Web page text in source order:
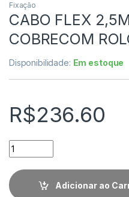
Fixação
CABO FLEX
COBRECOM
Disponibilidade: Em estoque
R$236.60
Quantidade
Adicionar ao